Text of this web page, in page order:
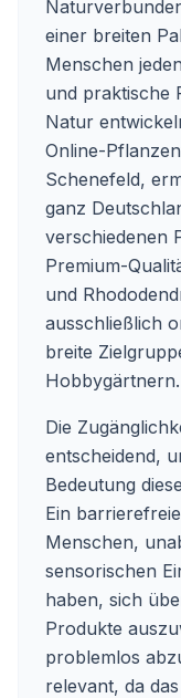
einer breiten
Menschen
und praktische
Natur
Online-
Schenefeld,
ganz
verschiedenen
Premium-
und
ausschließlich
breite
Hobbygärtnern.
Die
entscheidend,
Bedeutung
Ein
Menschen,
sensorischen
haben, sich
Produkte
problemlos
relevant, da das